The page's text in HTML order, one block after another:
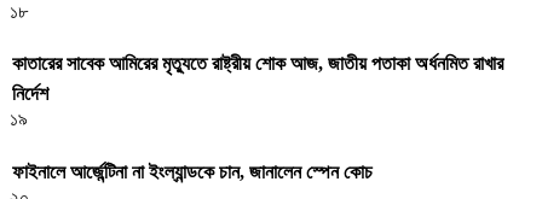
১৮
কাতারের সাবেক আমিরের মৃত্যুতে রাষ্ট্রীয় শোক আজ, জাতীয় পতাকা অর্ধনমিত রাখার
নির্দেশ
১৯
ফাইনালে আর্জেন্টিনা না ইংল্যান্ডকে চান, জানালেন স্পেন কোচ